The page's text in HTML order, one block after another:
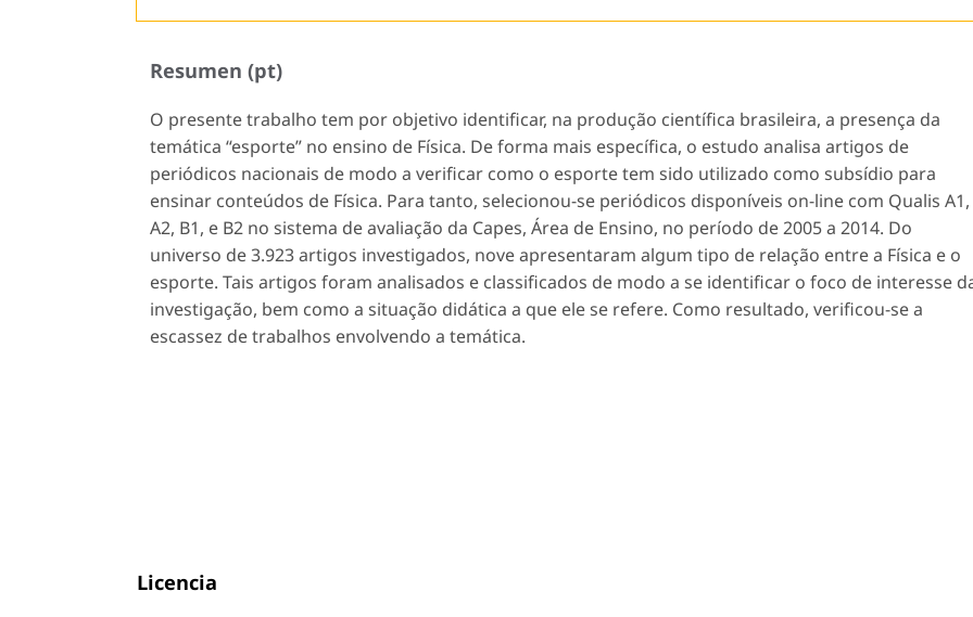
Resumen (pt)
O presente trabalho tem por objetivo identificar, na produção científica brasileira, a presença da
temática “esporte” no ensino de Física. De forma mais específica, o estudo analisa artigos de
periódicos nacionais de modo a verificar como o esporte tem sido utilizado como subsídio para
ensinar conteúdos de Física. Para tanto, selecionou-se periódicos disponíveis on-line com Qualis A1,
A2, B1, e B2 no sistema de avaliação da Capes, Área de Ensino, no período de 2005 a 2014. Do
universo de 3.923 artigos investigados, nove apresentaram algum tipo de relação entre a Física e o
esporte. Tais artigos foram analisados e classificados de modo a se identificar o foco de interesse
investigação, bem como a situação didática a que ele se refere. Como resultado, verificou-se a
escassez de trabalhos envolvendo a temática.
Licencia